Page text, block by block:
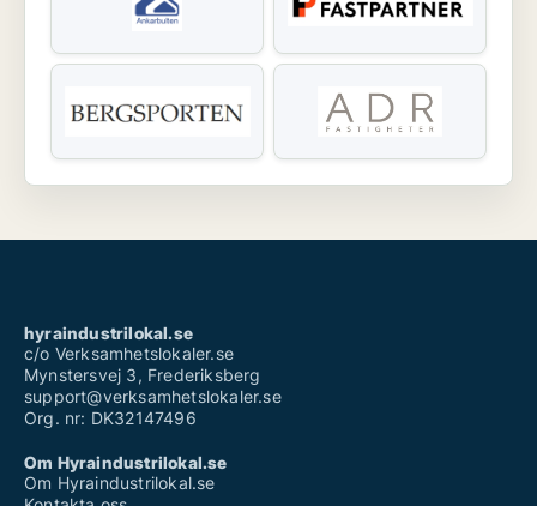
hyraindustrilokal.se
c/o Verksamhetslokaler.se
Mynstersvej 3, Frederiksberg
support@verksamhetslokaler.se
Org. nr: DK32147496
Om Hyraindustrilokal.se
Om Hyraindustrilokal.se